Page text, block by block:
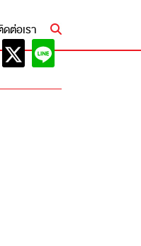
ต่อเรา